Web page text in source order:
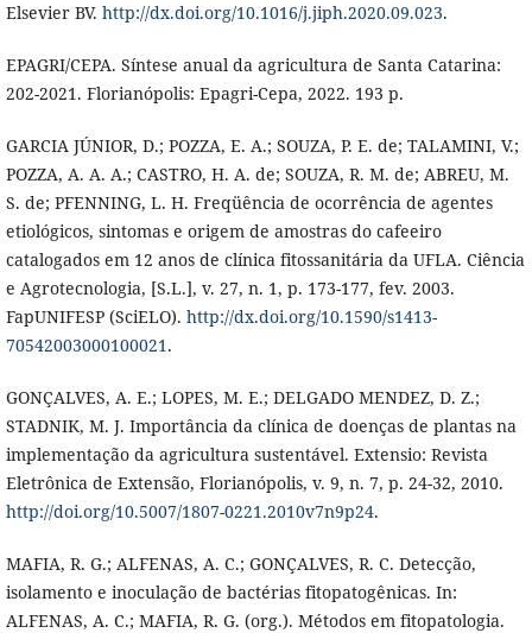
Elsevier BV. http://dx.doi.org/10.1016/j.jiph.2020.09.023.
EPAGRI/CEPA. Síntese anual da agricultura de Santa Catarina:
202-2021. Florianópolis: Epagri-Cepa, 2022. 193 p.
GARCIA JÚNIOR, D.; POZZA, E. A.; SOUZA, P. E. de; TALAMINI, V.;
POZZA, A. A. A.; CASTRO, H. A. de; SOUZA, R. M. de; ABREU, M.
S. de; PFENNING, L. H. Freqüência de ocorrência de agentes
etiológicos, sintomas e origem de amostras do cafeeiro
catalogados em 12 anos de clínica fitossanitária da UFLA. Ciência
e Agrotecnologia, [S.L.], v. 27, n. 1, p. 173-177, fev. 2003.
FapUNIFESP (SciELO). http://dx.doi.org/10.1590/s1413-
70542003000100021.
GONÇALVES, A. E.; LOPES, M. E.; DELGADO MENDEZ, D. Z.;
STADNIK, M. J. Importância da clínica de doenças de plantas na
implementação da agricultura sustentável. Extensio: Revista
Eletrônica de Extensão, Florianópolis, v. 9, n. 7, p. 24-32, 2010.
http://doi.org/10.5007/1807-0221.2010v7n9p24.
MAFIA, R. G.; ALFENAS, A. C.; GONÇALVES, R. C. Detecção,
isolamento e inoculação de bactérias fitopatogênicas. In:
ALFENAS, A. C.; MAFIA, R. G. (org.). Métodos em fitopatologia.